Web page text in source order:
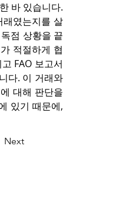
바 있습니다.
래였는지를 살
점 상황을 끝
적절하게 협
FAO 보고서
다. 이 거래와
대해 판단을
있기 때문에,
Next